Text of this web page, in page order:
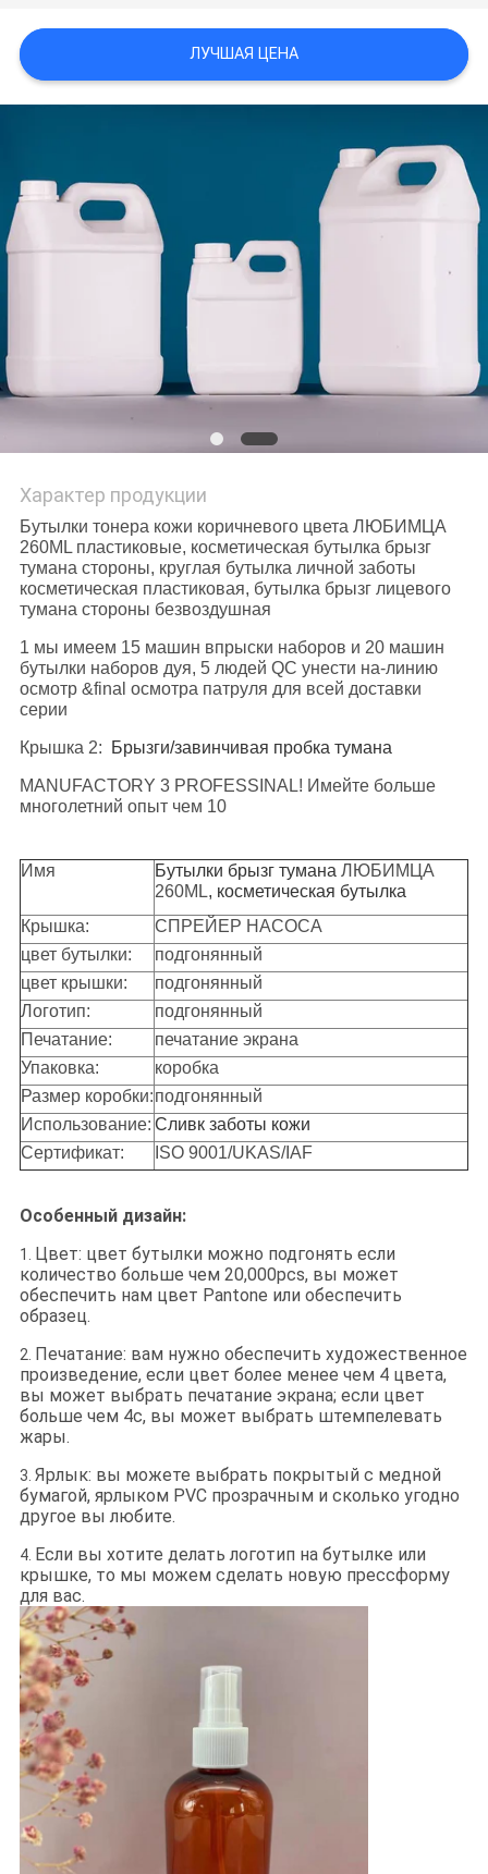
ЛУЧШАЯ ЦЕНА
Характер продукции
Бутылки тонера кожи коричневого цвета ЛЮБИМЦА
260ML пластиковые, косметическая бутылка брызг
тумана стороны, круглая бутылка личной заботы
косметическая пластиковая, бутылка брызг лицевого
тумана стороны безвоздушная
1 мы имеем 15 машин впрыски наборов и 20 машин
бутылки наборов дуя, 5 людей QC унести на-линию
осмотр &final осмотра патруля для всей доставки
серии
Крышка 2: Брызги/завинчивая пробка тумана
MANUFACTORY 3 PROFESSINAL! Имейте больше
многолетний опыт чем 10
Имя Бутылки брызг туманаЛЮБИМЦА
260ML, косметическая бутылка
Крышка:
СПРЕЙЕР НАСОСА
цвет бутылки:
подгонянный
цвет крышки:
подгонянный
Логотип:
подгонянный
Печатание:
печатание экрана
Упаковка:
коробка
Размер коробки:подгонянный
Использование: Сливк заботы кожи
Сертификат:
ISO 9001/UKAS/IAF
Особенный дизайн:
1. Цвет: цвет бутылки можно подгонять если
количество больше чем 20,000pcs, вы может
обеспечить нам цвет Pantone или обеспечить
образец.
2. Печатание: вам нужно обеспечить художественное
произведение, если цвет более менее чем 4 цвета,
вы может выбрать печатание экрана; если цвет
больше чем 4c, вы может выбрать штемпелевать
жары.
3. Ярлык: вы можете выбрать покрытый с медной
бумагой, ярлыком PVC прозрачным и сколько угодно
другое вы любите.
4. Если вы хотите делать логотип на бутылке или
крышке, то мы можем сделать новую прессформу
для вас.